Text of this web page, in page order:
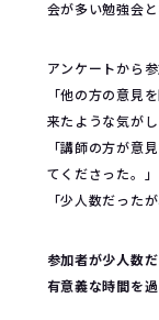
会が多い勉強会と
アンケートから
「他の方の意見
来たような気がし
「講師の方が意
てくださった。」
「少人数だった
参加者が少人数
有意義な時間を